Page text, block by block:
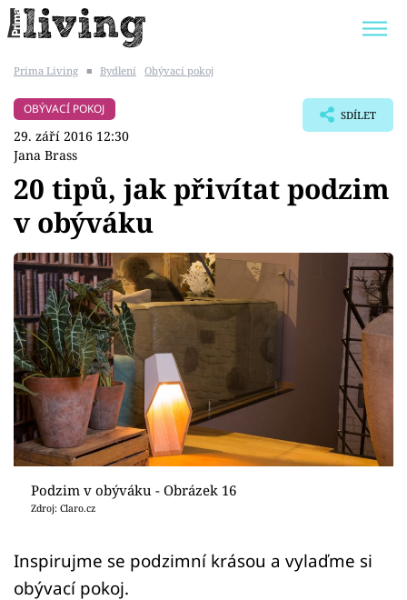
BYDLENÍ SLAVNÝCH
Témata
Bydlení
Zahrada
Design
Sledujte prima+
Přihlášení
Prima Living ■ Bydlení Obývací pokoj
OBÝVACÍ POKOJ
29. září 2016 12:30
Jana Brass
SDÍLET
20 tipů, jak přivítat podzim
v obýváku
Podzim v obýváku - Obrázek 16
Zdroj: Claro.cz
Inspirujme se podzimní krásou a vylaďme si
obývací pokoj.